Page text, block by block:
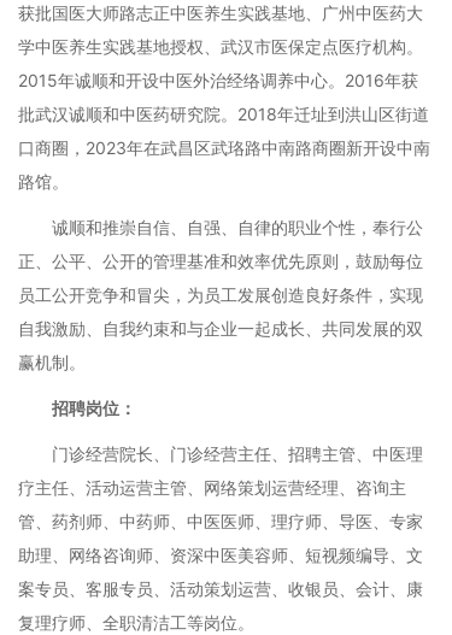
获批国医大师路志正中医养生实践基地、广州中医药大
学中医养生实践基地授权、武汉市医保定点医疗机构。
2015年诚顺和开设中医外治经络调养中心。2016年获
批武汉诚顺和中医药研究院。2018年迁址到洪山区街道
口商圈，2023年在武昌区武珞路中南路商圈新开设中南
路馆。
诚顺和推崇自信、自强、自律的职业个性，奉行公
正、公平、公开的管理基准和效率优先原则，鼓励每位
员工公开竞争和冒尖，为员工发展创造良好条件，实现
自我激励、自我约束和与企业一起成长、共同发展的双
赢机制。
招聘岗位：
门诊经营院长、门诊经营主任、招聘主管、中医理
疗主任、活动运营主管、网络策划运营经理、咨询主
管、药剂师、中药师、中医医师、理疗师、导医、专家
助理、网络咨询师、资深中医美容师、短视频编导、文
案专员、客服专员、活动策划运营、收银员、会计、康
复理疗师、全职清洁工等岗位。